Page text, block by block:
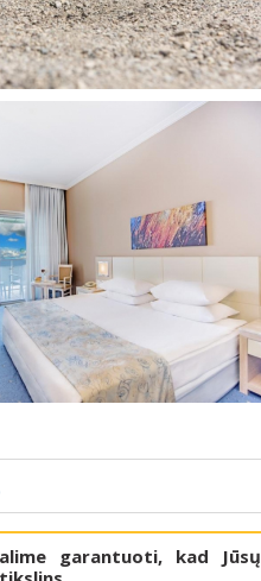
garantuoti, kad Jūsų